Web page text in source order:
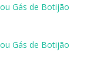
Gás de Botijão
Gás de Botijão